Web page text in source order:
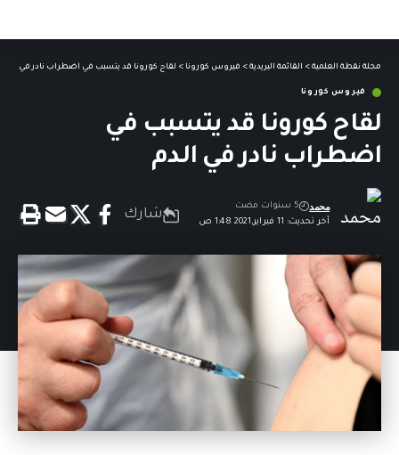
مجلة نقطة العلمية > القائمة البريدية > فيروس كورونا > لقاح كورونا قد يتسبب في اضطراب نادر في الدم
فيروس كورونا
لقاح كورونا قد يتسبب في
اضطراب نادر في الدم
آخر تحديث: 11 فبراير,2021 1:48 ص
محمد 5 سنوات مضت
شارك